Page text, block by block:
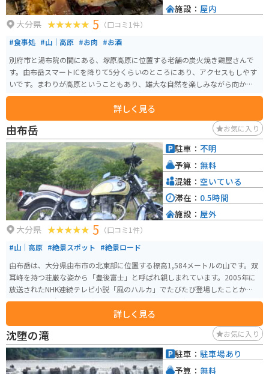
大分県 5 （口コミ1件）
#食事処 #山｜高原 #お肉 #お酒
別府市と湯布院の間にある、塚原高原に位置する老舗の炭火焼き鶏屋さんで
す。由布岳スマートICを降りて5分くらいのところにあり、アクセスもしやす
いです。まわりが高原ということもあり、雄大な自然を楽しみながら向かう
ことができます。炭火焼き鶏のの他にご飯やお味噌汁、お酒もあります。知る
人ぞ知るお店ですが、最近では県外から来られたお客様も多いです。
詳しく見る
施設： 屋内
由布岳 お気に入り
大分県 5 （口コミ1件）
#山｜高原 #絶景スポット #絶景ロード
由布岳は、大分県由布市の北東部に位置する標高1,584メートルの山です。双
耳峰を持つ荘厳な姿から「豊後富士」と呼ばれ親しまれています。2005年に
放送されたNHK連続テレビ小説「風のハルカ」でたびたび登場したことか
ら、その名が全国に知れ渡りました。 歴史的な背景も深く、古くから神の山
と崇められ「豊後風土記」や「万葉集」にも登場します。由布岳には多くの
伝説や物語が残されています。 四季折々の美しい自然を楽しむことができ、
特に春から夏にかけての若草色と青空のコントラスト、秋のススキ、冬の黄
金色に染まる風景が魅力的です。山麓は毎年野焼きが行われ、丈の低い草に
覆われた独特な風景が広がっています。 登山者にとっても人気の山であり、
詳しく見る
駐車： 不明
予算： 無料
混雑： 空いている
滞在： 0.5時間
施設： 屋外
沈堕の滝 お気に入り
駐車： 駐車場あり
予算： 無料